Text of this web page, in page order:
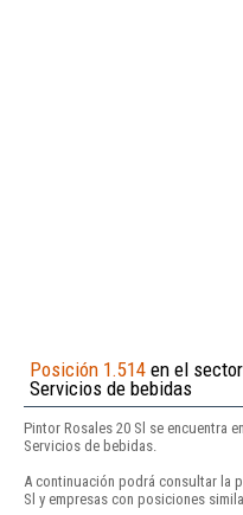
Posición 1.514 en el sector
Servicios de bebidas
Pintor Rosales 20 Sl se encuentra
Servicios de bebidas.
A continuación podrá consultar la
Sl y empresas con posiciones